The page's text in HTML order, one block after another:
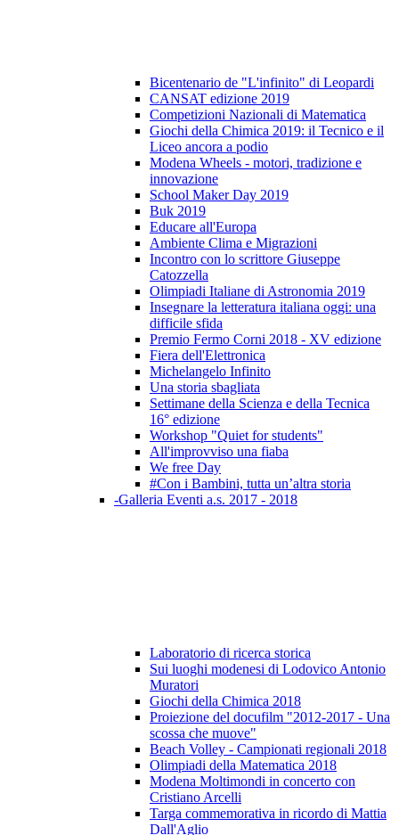
Bicentenario de "L'infinito" di Leopardi
CANSAT edizione 2019
Competizioni Nazionali di Matematica
Giochi della Chimica 2019: il Tecnico e il
Liceo ancora a podio
Modena Wheels - motori, tradizione e
innovazione
School Maker Day 2019
Buk 2019
Educare all'Europa
Ambiente Clima e Migrazioni
Incontro con lo scrittore Giuseppe
Catozzella
Olimpiadi Italiane di Astronomia 2019
Insegnare la letteratura italiana oggi: una
difficile sfida
Premio Fermo Corni 2018 - XV edizione
Fiera dell'Elettronica
Michelangelo Infinito
Una storia sbagliata
Settimane della Scienza e della Tecnica
16° edizione
Workshop "Quiet for students"
All'improvviso una fiaba
We free Day
#Con i Bambini, tutta un’altra storia
-Galleria Eventi a.s. 2017 - 2018
Laboratorio di ricerca storica
Sui luoghi modenesi di Lodovico Antonio
Muratori
Giochi della Chimica 2018
Proiezione del docufilm "2012-2017 - Una
scossa che muove"
Beach Volley - Campionati regionali 2018
Olimpiadi della Matematica 2018
Modena Moltimondi in concerto con
Cristiano Arcelli
Targa commemorativa in ricordo di Mattia
Dall'Aglio